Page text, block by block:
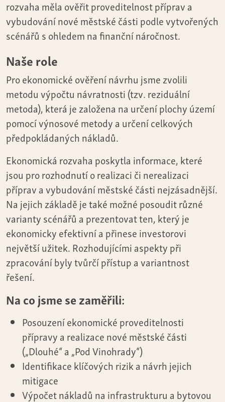
rozvaha měla ověřit proveditelnost příprav a
vybudování nové městské části podle vytvořených
scénářů s ohledem na finanční náročnost.
Naše role
Pro ekonomické ověření návrhu jsme zvolili
metodu výpočtu návratnosti (tzv. reziduální
metoda), která je založena na určení plochy území
pomocí výnosové metody a určení celkových
předpokládaných nákladů.
Ekonomická rozvaha poskytla informace, které
jsou pro rozhodnutí o realizaci či nerealizaci
příprav a vybudování městské části nejzásadnější.
Na jejich základě je také možné posoudit různé
varianty scénářů a prezentovat ten, který je
ekonomicky efektivní a přinese investorovi
největší užitek. Rozhodujícími aspekty při
zpracování byly tvůrčí přístup a variantnost
řešení.
Na co jsme se zaměřili:
Posouzení ekonomické proveditelnosti
přípravy a realizace nové městské části
(„Dlouhé“ a „Pod Vinohrady“)
Identifikace klíčových rizik a návrh jejich
mitigace
Výpočet nákladů na infrastrukturu a bytovou